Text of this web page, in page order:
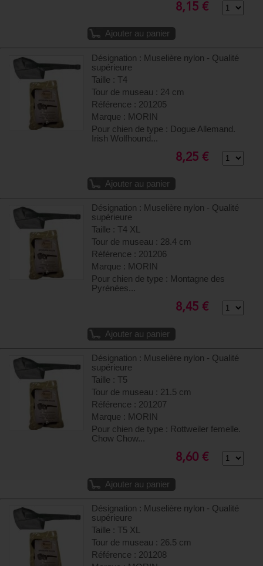
8,15 €
Ajouter au panier
Désignation : Muselière nylon - Qualité
supérieure
Taille : T4
Tour de museau : 24 cm
Référence : 201205
Marque : MORIN
Pour chien de type : Dogue Allemand.
Irish Wolfhound...
8,25 €
Ajouter au panier
Désignation : Muselière nylon - Qualité
supérieure
Taille : T4 XL
Tour de museau : 28.4 cm
Référence : 201206
Marque : MORIN
Pour chien de type : Montagne des
Pyrénées...
8,45 €
Ajouter au panier
Désignation : Muselière nylon - Qualité
supérieure
Taille : T5
Tour de museau : 21.5 cm
Référence : 201207
Marque : MORIN
Pour chien de type : Rottweiler femelle.
Chow Chow...
8,60 €
Ajouter au panier
Désignation : Muselière nylon - Qualité
supérieure
Taille : T5 XL
Tour de museau : 26.5 cm
Référence : 201208